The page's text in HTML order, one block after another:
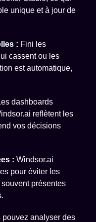
unique et à jour de
: Fini les
cassent ou les
est automatique,
dashboards
reflètent les
vos décisions
: Windsor.ai
pour éviter les
présentes
pouvez analyser des